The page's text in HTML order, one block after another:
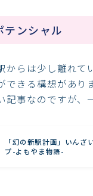
テンシャル
からは少し離れて
できる構想があり
記事なのですが、
「幻の新駅計画」いんざ
プ-よもやま物語-